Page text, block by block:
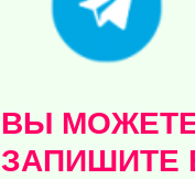
ВЫ МОЖЕТЕ
ЗАПИШИТЕ